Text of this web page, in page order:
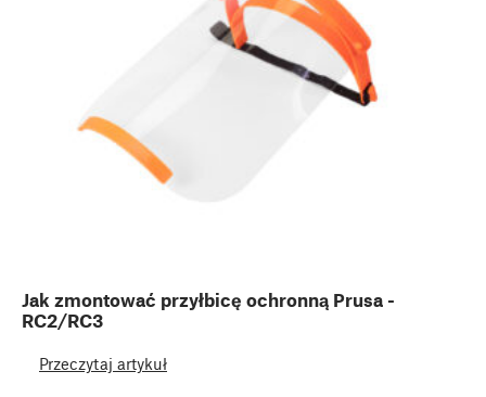
Jak zmontować przyłbicę ochronną Prusa -
RC2/RC3
Przeczytaj artykuł